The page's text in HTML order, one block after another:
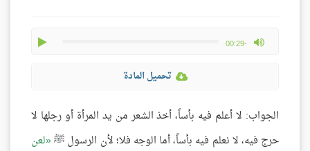
-00:29
max volume
تحميل المادة
الجواب: لا أعلم فيه بأساً، أخذ الشعر من يد المرأة أو رجلها لا
حرج فيه، لا نعلم فيه بأساً، أما الوجه فلا؛ لأن الرسول ﷺ لعن